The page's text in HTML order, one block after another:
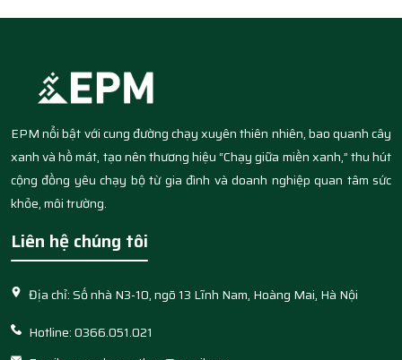
EPM nổi bật với cung đường chạy xuyên thiên nhiên, bao quanh cây
xanh và hồ mát, tạo nên thương hiệu “Chạy giữa miền xanh,” thu hút
cộng đồng yêu chạy bộ từ gia đình và doanh nghiệp quan tâm sức
khỏe, môi trường.
Liên hệ chúng tôi
Địa chỉ: Số nhà N3-10, ngõ 13 Lĩnh Nam, Hoàng Mai, Hà Nội
Hotline: 0366.051.021